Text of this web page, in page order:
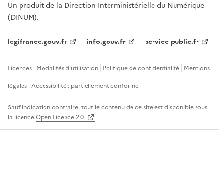
Un produit de la Direction Interministérielle du Numérique
(DINUM).
legifrance.gouv.fr info.gouv.fr service-public.fr
Licences Modalités d'utilisation Politique de confidentialité Mentions
légales Accessibilité : partiellement conforme
Sauf indication contraire, tout le contenu de ce site est disponible sous
la licenceOpen Licence 2.0